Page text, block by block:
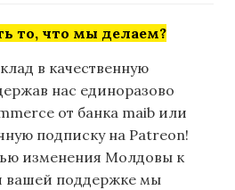
то, что мы делаем?
в качественную
нас единоразово
от банка maib или
подписку на Patreon!
изменения Молдовы к
вашей поддержке мы